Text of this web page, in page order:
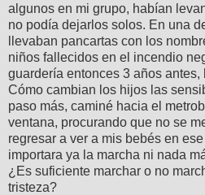
algunos en mi grupo, habían
no podía dejarlos solos. En una
llevaban pancartas con los
niños fallecidos en el incendio
guardería entonces 3 años
Cómo cambian los hijos las
paso más, caminé hacia el
ventana, procurando que no se
regresar a ver a mis bebés en
importara ya la marcha ni nada
¿Es suficiente marchar o no
tristeza?